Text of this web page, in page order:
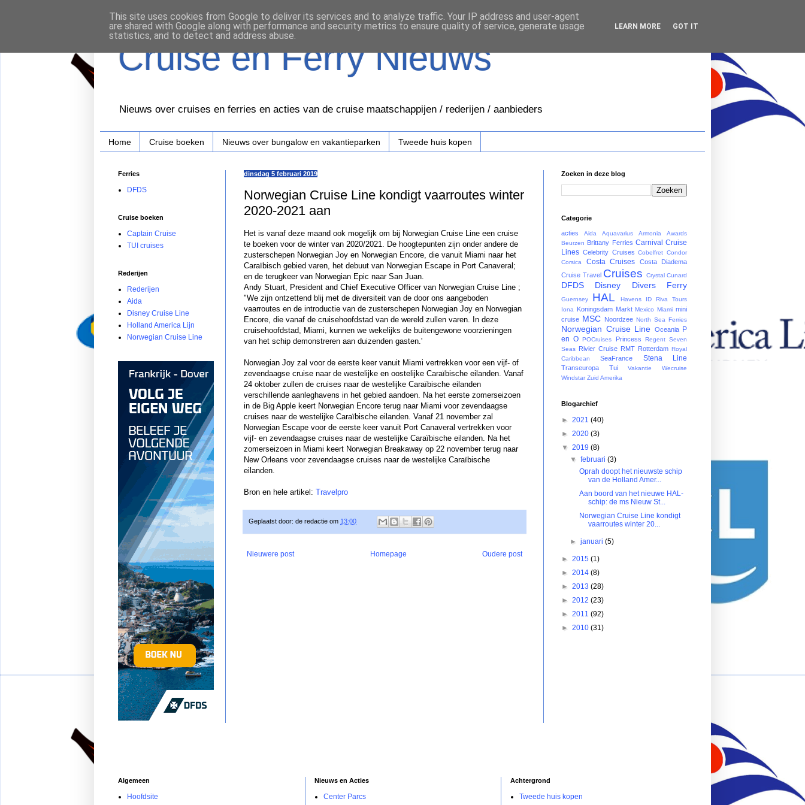
Cruise en Ferry Nieuws
Nieuws over cruises en ferries en acties van de cruise maatschappijen / rederijen / aanbieders
Home Cruise boeken Nieuws over bungalow en vakantieparken Tweede huis kopen
dinsdag 5 februari 2019
Norwegian Cruise Line kondigt vaarroutes winter
2020-2021 aan
Het is vanaf deze maand ook mogelijk om bij Norwegian Cruise Line een cruise
te boeken voor de winter van 2020/2021. De hoogtepunten zijn onder andere de
zusterschepen Norwegian Joy en Norwegian Encore, die vanuit Miami naar het
Caraïbisch gebied varen, het debuut van Norwegian Escape in Port Canaveral;
en de terugkeer van Norwegian Epic naar San Juan.
Andy Stuart, President and Chief Executive Officer van Norwegian Cruise Line ;
"We zijn ontzettend blij met de diversiteit van de door ons aangeboden
vaarroutes en de introductie van de zusterschepen Norwegian Joy en Norwegian
Encore, die vanaf de cruisehoofdstad van de wereld zullen varen. In deze
cruisehoofdstad, Miami, kunnen we wekelijks de buitengewone voorzieningen
van het schip demonstreren aan duizenden gasten.'
Norwegian Joy zal voor de eerste keer vanuit Miami vertrekken voor een vijf- of
zevendaagse cruise naar de westelijke en oostelijke Caraïbische eilanden. Vanaf
24 oktober zullen de cruises naar de westelijke Caraïbische eilanden
verschillende aanleghavens in het gebied aandoen. Na het eerste zomerseizoen
in de Big Apple keert Norwegian Encore terug naar Miami voor zevendaagse
cruises naar de westelijke Caraïbische eilanden. Vanaf 21 november zal
Norwegian Escape voor de eerste keer vanuit Port Canaveral vertrekken voor
vijf- en zevendaagse cruises naar de westelijke Caraïbische eilanden. Na het
zomerseizoen in Miami keert Norwegian Breakaway op 22 november terug naar
New Orleans voor zevendaagse cruises naar de westelijke Caraïbische
eilanden.
Bron en hele artikel: Travelpro
Geplaatst door: de redactie om 13:00
Nieuwere post Oudere post
Homepage
Ferries
DFDS
Cruise boeken
Captain Cruise
TUI cruises
Rederijen
Rederijen
Aida
Disney Cruise Line
Holland America Lijn
Norwegian Cruise Line
Zoeken in deze blog
Categorie
acties Aida Aquavarius Armonia
Awards
Beurzen Brittany Ferries Carnival Cruise
Lines Celebrity Cruises Cobelfret Condor
Corsica
Costa Cruises
Costa Diadema
Cruise Travel Cruises Crystal Cunard
DFDS Disney Divers Ferry
Guernsey HAL Havens
ID Riva Tours
Iona
Koningsdam Markt Mexico Miami mini
cruise MSC Noordzee North Sea Ferries
Norwegian Cruise Line Oceania
P
en O POCruises Princess
Regent Seven
Seas Rivier Cruise RMT Rotterdam Royal
Caribbean
SeaFrance Stena Line
Transeuropa Tui Vakantie
Wecruise
Windstar Zuid Amerika
Blogarchief
► 2021 (40)
► 2020 (3)
▼ 2019 (8)
▼februari(3)
Oprah doopt het nieuwste schip
van de Holland Amer...
Aan boord van het nieuwe HAL-
schip: de ms Nieuw St...
Norwegian Cruise Line kondigt
vaarroutes winter 20...
►januari(5)
► 2015 (1)
► 2014 (8)
► 2013 (28)
► 2012 (23)
► 2011 (92)
► 2010 (31)
Algemeen
Hoofdsite
Nieuws en Acties
Center Parcs
Achtergrond
Tweede huis kopen
This site uses cookies from Google to deliver its services and to analyze traffic. Your IP address and user-agent
are shared with Google along with performance and security metrics to ensure quality of service, generate usage
statistics, and to detect and address abuse.
LEARN MORE GOT IT